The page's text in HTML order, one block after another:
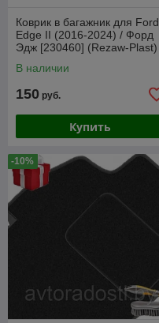
Коврик в багажник для Ford
Edge II (2016-2024) / Форд
Эдж [230460] (Rezaw-Plast)
В наличии
150 руб.
Купить
-10%